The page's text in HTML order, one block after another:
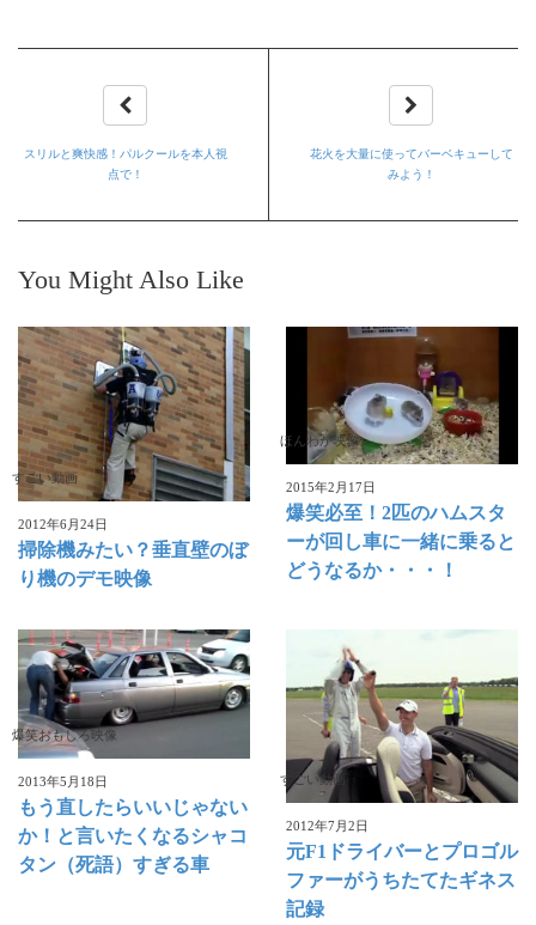
スリルと爽快感！パルクールを本人視
点で！
花火を大量に使ってバーベキューして
みよう！
You Might Also Like
すごい動画
2012年6月24日
掃除機みたい？垂直壁のぼ
り機のデモ映像
ほんわか映像
2015年2月17日
爆笑必至！2匹のハムスタ
ーが回し車に一緒に乗ると
どうなるか・・・！
爆笑おもしろ映像
2013年5月18日
もう直したらいいじゃない
か！と言いたくなるシャコ
タン（死語）すぎる車
すごい動画
2012年7月2日
元F1ドライバーとプロゴル
ファーがうちたてたギネス
記録